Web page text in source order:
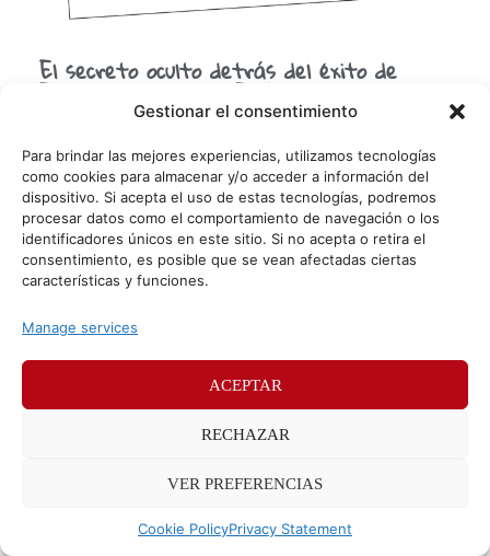
Gestionar el consentimiento
Para brindar las mejores experiencias, utilizamos tecnologías
como cookies para almacenar y/o acceder a información del
dispositivo. Si acepta el uso de estas tecnologías, podremos
procesar datos como el comportamiento de navegación o los
identificadores únicos en este sitio. Si no acepta o retira el
consentimiento, es posible que se vean afectadas ciertas
características y funciones.
Manage services
ACEPTAR
RECHAZAR
VER PREFERENCIAS
Cookie PolicyPrivacy Statement
El secreto oculto detrás del éxito de
Expediente Warren: El Último Rito
historia de los Warren en la gran pantalla, y lo ha hecho
con un éxito
© Sr. Potato 2026